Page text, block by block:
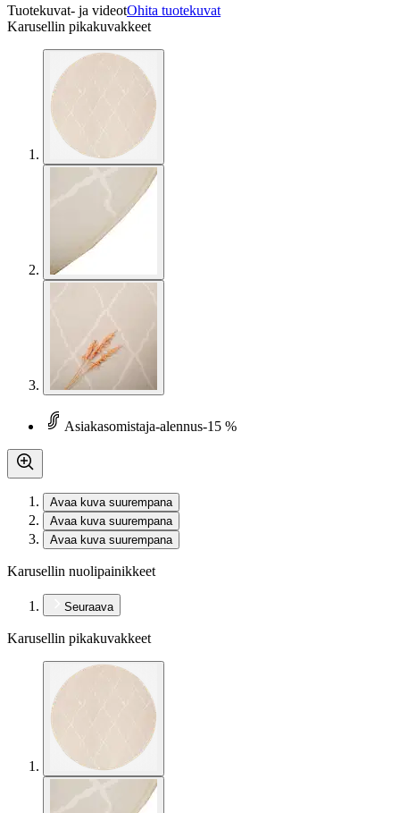
Tuotekuvat- ja videotOhita tuotekuvat
Karusellin pikakuvakkeet
Asiakasomistaja-alennus-15 %
Avaa kuva suurempana
Avaa kuva suurempana
Avaa kuva suurempana
Karusellin nuolipainikkeet
Seuraava
Karusellin pikakuvakkeet